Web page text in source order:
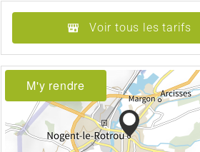
Voir tous les tarifs
M'y rendre